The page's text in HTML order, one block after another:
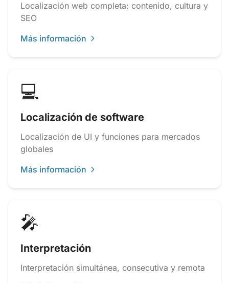
Localización web completa: contenido, cultura y
SEO
Más información
💻
Localización de software
Localización de UI y funciones para mercados
globales
Más información
🎤
Interpretación
Interpretación simultánea, consecutiva y remota